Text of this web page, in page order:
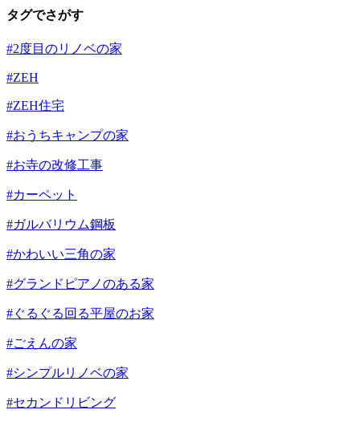
タグでさがす
#2度目のリノベの家
#ZEH
#ZEH住宅
#おうちキャンプの家
#お寺の改修工事
#カーペット
#ガルバリウム鋼板
#かわいい三角の家
#グランドピアノのある家
#ぐるぐる回る平屋のお家
#ごえんの家
#シンプルリノベの家
#セカンドリビング